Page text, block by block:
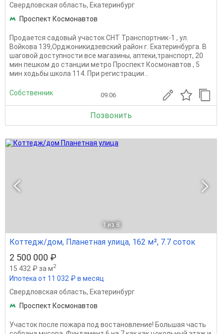
Свердловская область, Екатеринбург
Проспект Космонавтов
Продается садовый участок СНТ Транспортник-1 , ул.
Войкова 139,Орджоникидзевский район г. Екатеринбурга. В
шаговой доступности все магазины, аптеки,транспорт, 20
мин пешком до станции метро Проспект Космонавтов , 5
мин ходьбы школа 114. При регистрации...
Собственник 09.06
Позвонить
1 из 8
Коттедж/дом, Планетная улица, 162 м², 7.7 соток
2 500 000 ₽
15 432 ₽ за м2
Ипотека от 11 032 ₽ в месяц
Свердловская область, Екатеринбург
Проспект Космонавтов
Участок после пожара под востановление! Большая часть